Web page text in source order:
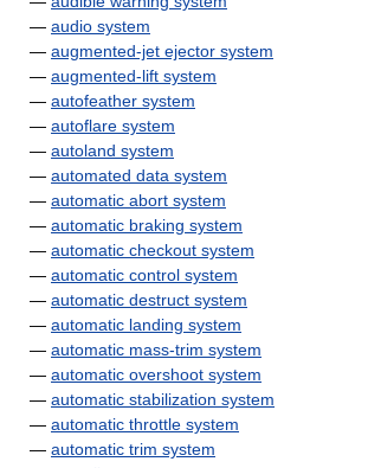
— audio system
— augmented-jet ejector system
— augmented-lift system
— autofeather system
— autoflare system
— autoland system
— automated data system
— automatic abort system
— automatic braking system
— automatic checkout system
— automatic control system
— automatic destruct system
— automatic landing system
— automatic mass-trim system
— automatic overshoot system
— automatic stabilization system
— automatic throttle system
— automatic trim system